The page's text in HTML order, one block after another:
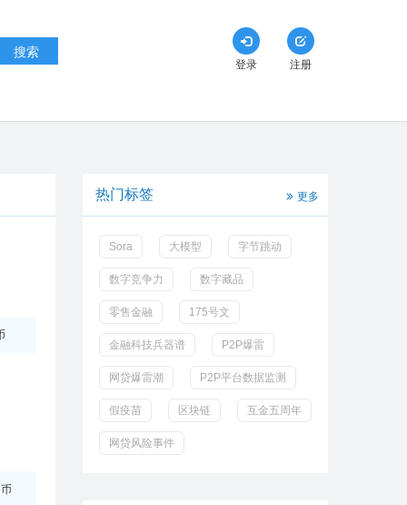
搜索
登录 注册
热门标签 更多
Sora 大模型 字节跳动
数字竞争力 数字藏品
零售金融 175号文
金融科技兵器谱 P2P爆雷
网贷爆雷潮 P2P平台数据监测
假疫苗 区块链 互金五周年
网贷风险事件